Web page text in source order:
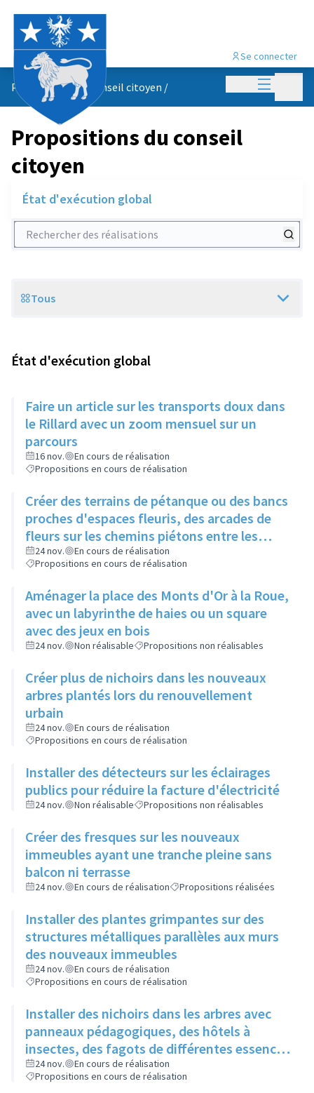
Menu
Se connecter
Propositions du conseil citoyen /
Propositions du conseil
citoyen
État d'exécution global
Rechercher des réalisations
Scope
Tous
État d'exécution global
Faire un article sur les transports doux dans
le Rillard avec un zoom mensuel sur un
parcours
16 nov.
En cours de réalisation
Propositions en cours de réalisation
Créer des terrains de pétanque ou des bancs
proches d'espaces fleuris, des arcades de
fleurs sur les chemins piétons entre les
immeubles
24 nov.
En cours de réalisation
Propositions en cours de réalisation
Aménager la place des Monts d'Or à la Roue,
avec un labyrinthe de haies ou un square
avec des jeux en bois
24 nov. Non réalisable Propositions non réalisables
Créer plus de nichoirs dans les nouveaux
arbres plantés lors du renouvellement
urbain
24 nov.
En cours de réalisation
Propositions en cours de réalisation
Installer des détecteurs sur les éclairages
publics pour réduire la facture d'électricité
24 nov. Non réalisable Propositions non réalisables
Créer des fresques sur les nouveaux
immeubles ayant une tranche pleine sans
balcon ni terrasse
24 nov. En cours de réalisation Propositions réalisées
Installer des plantes grimpantes sur des
structures métalliques parallèles aux murs
des nouveaux immeubles
24 nov.
En cours de réalisation
Propositions en cours de réalisation
Installer des nichoirs dans les arbres avec
panneaux pédagogiques, des hôtels à
insectes, des fagots de différentes essences
pour stimuler la biodiversité sur la place du
Château à la Roue
24 nov.
En cours de réalisation
Propositions en cours de réalisation